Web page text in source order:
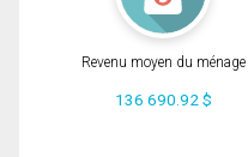
Revenu moyen du ménage
136 690.92 $